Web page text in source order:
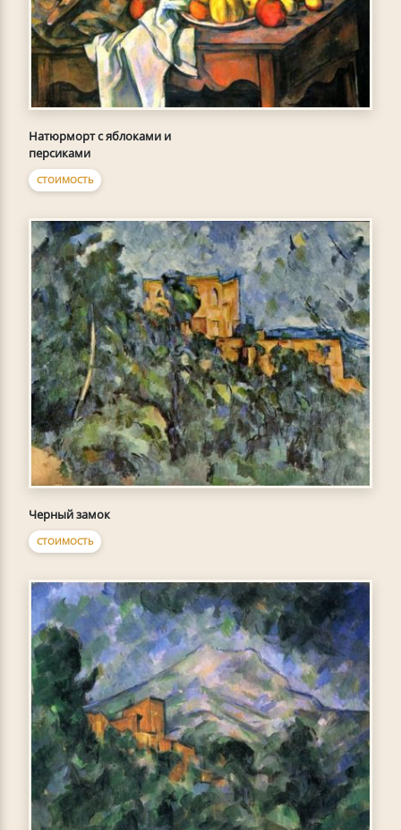
Натюрморт с яблоками и
персиками
СТОИМОСТЬ
Черный замок
СТОИМОСТЬ